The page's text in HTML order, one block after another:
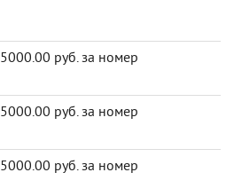
5000.00 руб. за номер
5000.00 руб. за номер
5000.00 руб. за номер